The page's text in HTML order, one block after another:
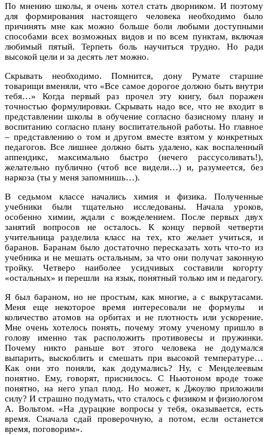
По мнению школы, я очень хотел стать дворником. И поэтому
для формирования настоящего человека необходимо было
причинять мне как можно больше боли любыми доступными
способами всех возможных видов и по всем пунктам, включая
любимый пятый. Терпеть боль научиться трудно. Но ради
высокой цели и за десять лет можно.
Скрывать необходимо. Помнится, дону Румате старшие
товарищи вменяли, что «Все самое дорогое должно быть внутри
тебя…» Когда первый раз прочел эту книгу, был поражен
точностью формулировки. Скрывать надо все, что не входит в
представлении школы в обучение согласно базисному плану и
воспитанию согласно плану воспитательной работы. Но главное
– представлению о том и другом вместе взятом у конкретных
педагогов. Все лишнее должно быть удалено, как воспаленный
аппендикс, максимально быстро (нечего рассусоливать!),
желательно публично (чтоб все видели…) и, разумеется, без
наркоза (ты у меня запомнишь…).
В седьмом классе начались химия и физика. Полученные
учебники были тщательно исследованы. Начала уроков,
особенно химии, ждали с вожделением. После первых двух
занятий вопросов не осталось. К концу первой четверти
учительница разделила класс на тех, кто желает учиться, и
баранов. Баранам было достаточно пересказать хоть что-то из
учебника и не мешать остальным, за что они получат законную
тройку. Четверо наиболее усидчивых составили когорту
«остальных» и перешли на язык, понятный только им и педагогу.
Я был бараном, но не простым, как многие, а с выкрутасами.
Меня еще некоторое время интересовали не формулы и
количество атомов на орбитах и не плотность или ускорение.
Мне очень хотелось понять, почему этому ученому пришло в
голову именно так расположить противовесы и пружинки.
Почему никто раньше вот этого человека не додумался
выпарить, выскоблить и смешать при высокой температуре…
Как они это поняли, как додумались? Ну, с Менделеевым
понятно. Ему, говорят, приснилось. С Ньютоном вроде тоже
понятно, на него упал плод. Но может, к Джоулю приложили
силу? И страшно подумать, что сталось с физиком и физиологом
А. Вольтом. «На дурацкие вопросы у тебя, оказывается, есть
время. Сначала сдай проверочную, а потом, если останется
время, поговорим».